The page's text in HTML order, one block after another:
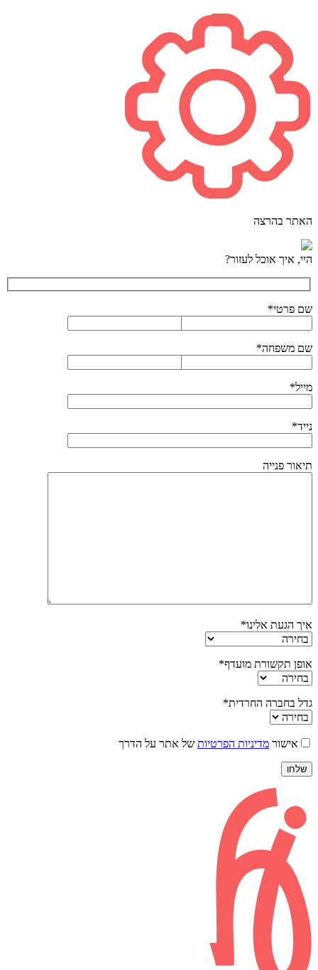
האתר בהרצה
היי, איך אוכל לעזור?
שם פרטי*
שם משפחה*
מייל*
נייד*
תיאור פנייה
איך הגעת אלינו*
אופן תקשורת מועדף*
גדל בחברה החרדית*
אישור מדיניות הפרטיות של אתר על הדרך